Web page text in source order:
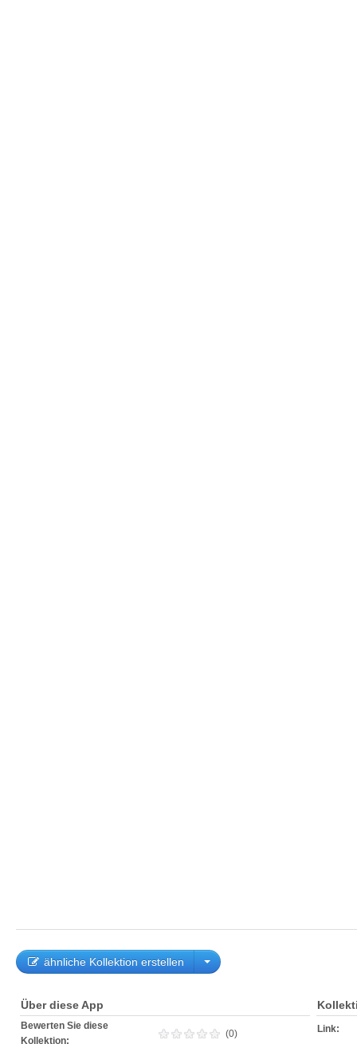
ähnliche Kollektion erstellen
Über diese App
Bewerten Sie diese
Kollektion:
(0) Link: